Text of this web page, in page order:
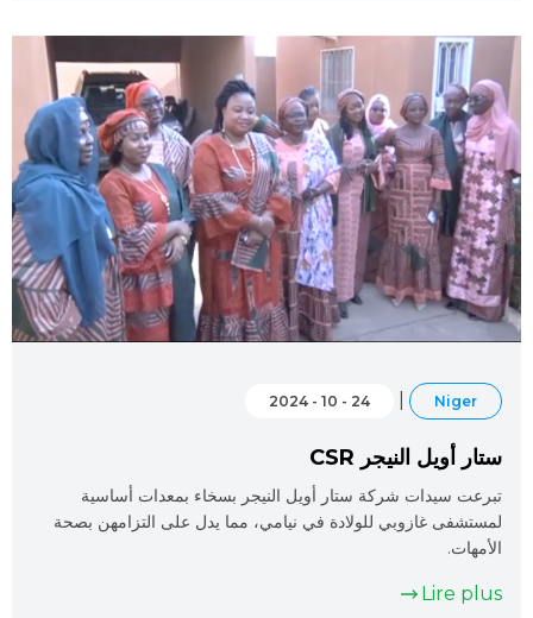
Niger
24 - 10 - 2024
ستار أويل النيجر CSR
تبرعت سيدات شركة ستار أويل النيجر بسخاء بمعدات أساسية
لمستشفى غازوبي للولادة في نيامي، مما يدل على التزامهن بصحة
الأمهات.
Lire plus